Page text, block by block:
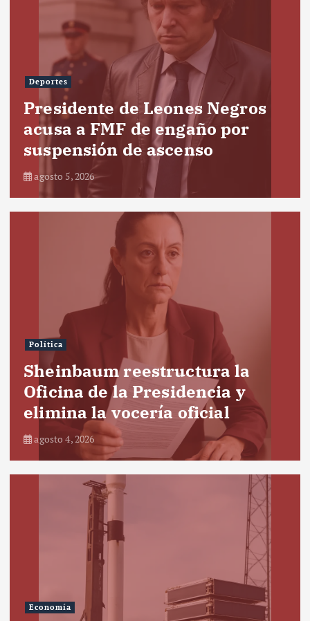
Deportes
Presidente de Leones Negros
acusa a FMF de engaño por
suspensión de ascenso
agosto 5, 2026
Política
Sheinbaum reestructura la
Oficina de la Presidencia y
elimina la vocería oficial
agosto 4, 2026
Economía